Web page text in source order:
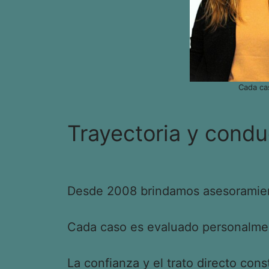
Cada
Trayectoria y
Desde 2008 brindamos
Cada caso es evaluado
La confianza y el trato directo